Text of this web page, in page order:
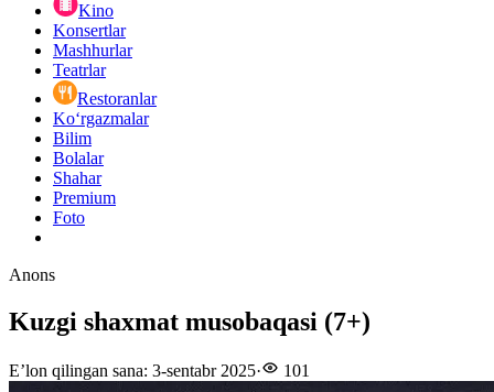
Kino
Konsertlar
Mashhurlar
Teatrlar
Restoranlar
Ko‘rgazmalar
Bilim
Bolalar
Shahar
Premium
Foto
Anons
Kuzgi shaxmat musobaqasi (7+)
E’lon qilingan sana: 3-sentabr 2025· 101